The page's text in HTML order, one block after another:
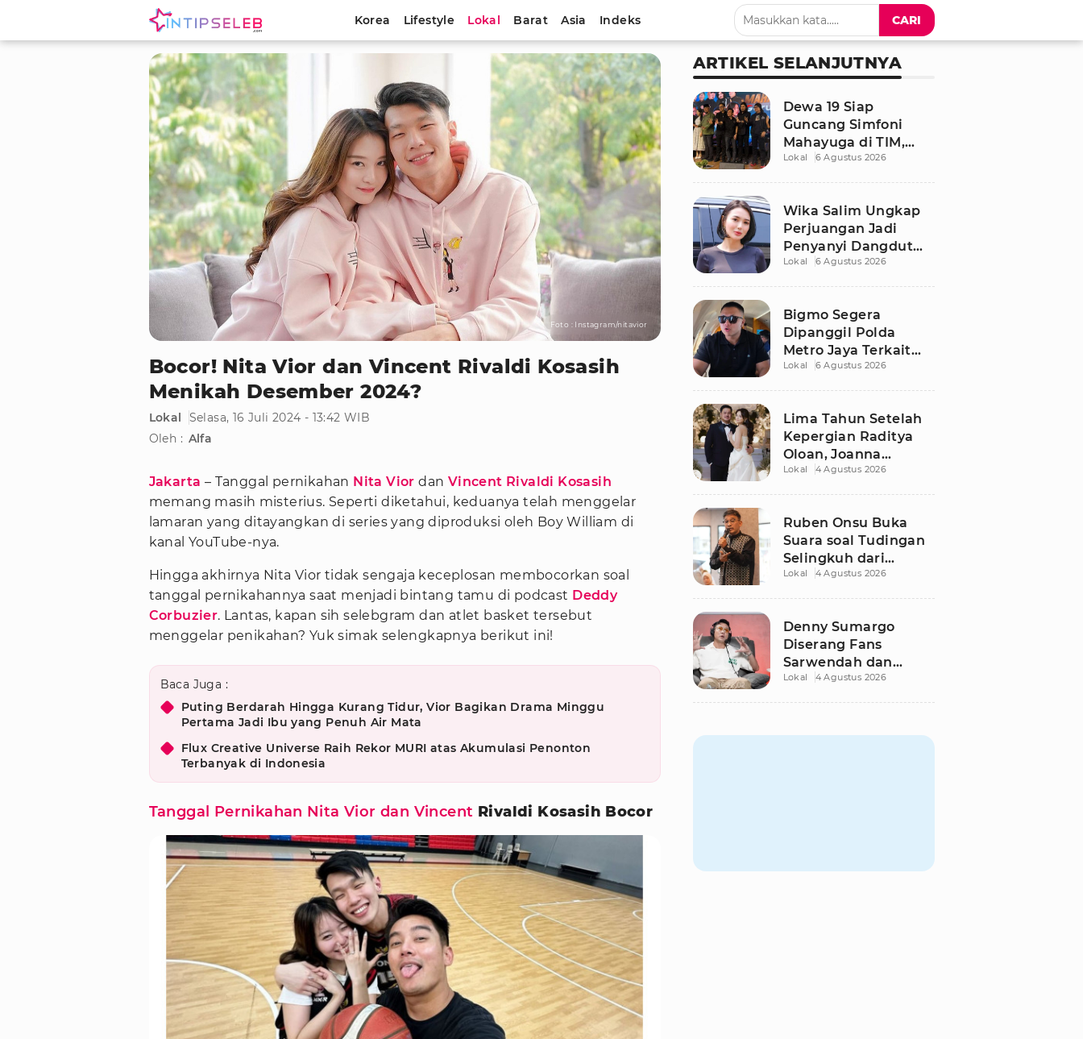
Korea Lifestyle Lokal Barat Asia Indeks CARI
Foto : Instagram/nitavior
Bocor! Nita Vior dan Vincent Rivaldi Kosasih
Menikah Desember 2024?
Lokal
Selasa, 16 Juli 2024 - 13:42 WIB
Oleh : Alfa
Jakarta – Tanggal pernikahan Nita Vior dan Vincent Rivaldi Kosasih
memang masih misterius. Seperti diketahui, keduanya telah menggelar
lamaran yang ditayangkan di series yang diproduksi oleh Boy William di
kanal YouTube-nya.
Hingga akhirnya Nita Vior tidak sengaja keceplosan membocorkan soal
tanggal pernikahannya saat menjadi bintang tamu di podcast Deddy
Corbuzier. Lantas, kapan sih selebgram dan atlet basket tersebut
menggelar penikahan? Yuk simak selengkapnya berikut ini!
Baca Juga :
Puting Berdarah Hingga Kurang Tidur, Vior Bagikan Drama Minggu
Pertama Jadi Ibu yang Penuh Air Mata
Flux Creative Universe Raih Rekor MURI atas Akumulasi Penonton
Terbanyak di Indonesia
Tanggal Pernikahan Nita Vior dan Vincent Rivaldi Kosasih Bocor
ARTIKEL SELANJUTNYA
Dewa 19 Siap
Guncang Simfoni
Mahayuga di TIM,
Bawakan Lagu
Lokal 6 Agustus 2026
Wika Salim Ungkap
Perjuangan Jadi
Penyanyi Dangdut
Sejak SMP, Pernah
Lokal 6 Agustus 2026
Bigmo Segera
Dipanggil Polda
Metro Jaya Terkait
Dugaan Libatkan
Lokal 6 Agustus 2026
Lima Tahun Setelah
Kepergian Raditya
Oloan, Joanna
Alexandra Kembali
Lokal 4 Agustus 2026
Ruben Onsu Buka
Suara soal Tudingan
Selingkuh dari
Sarwendah
Lokal 4 Agustus 2026
Denny Sumargo
Diserang Fans
Sarwendah dan
Ruben Onsu Usai
Lokal 4 Agustus 2026